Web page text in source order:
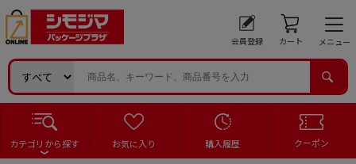
会員登録 カート メニュー
カテゴリから探す お気に入り 購入履歴 クーポン